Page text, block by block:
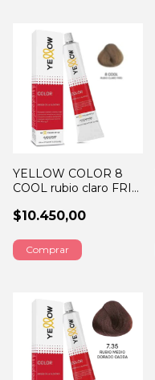
YELLOW COLOR 8
COOL rubio claro FRIO
$10.450,00